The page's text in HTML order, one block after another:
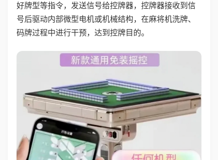
好牌型等指令，发送信号给控牌器，控牌器接收到信
号后驱动内部微型电机或机械结构，在麻将机洗牌、
码牌过程中进行干预，达到控牌目的。